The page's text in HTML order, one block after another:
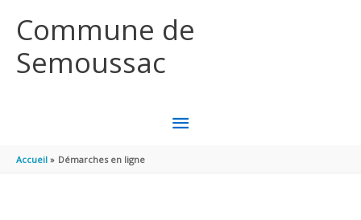
Commune de
Semoussac
MENU
Accueil Démarches en ligne